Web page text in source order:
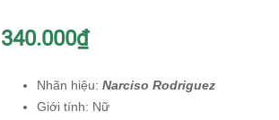
340.000₫
Nhãn hiệu: Narciso Rodriguez
Giới tính: Nữ